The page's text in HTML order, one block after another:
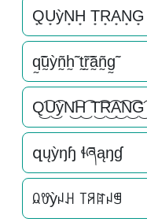
Q͙U͙ỳN͙H͙ T͙R͙A͙N͙G͙
q̰̃ṵ̃ỳñ̰h̰̃ t̰̃r̰̃ã̰ñ̰g̰̃
Q͜͡U͜͡ỳN͜͡H͜͡ T͜͡R͜͡A͜͡N͜͡G͜͡
զųỳŋɧ ɬཞąŋɠ
ꆰꀎỳꈤꃅ ꓄ꋪꍏꈤꁅ